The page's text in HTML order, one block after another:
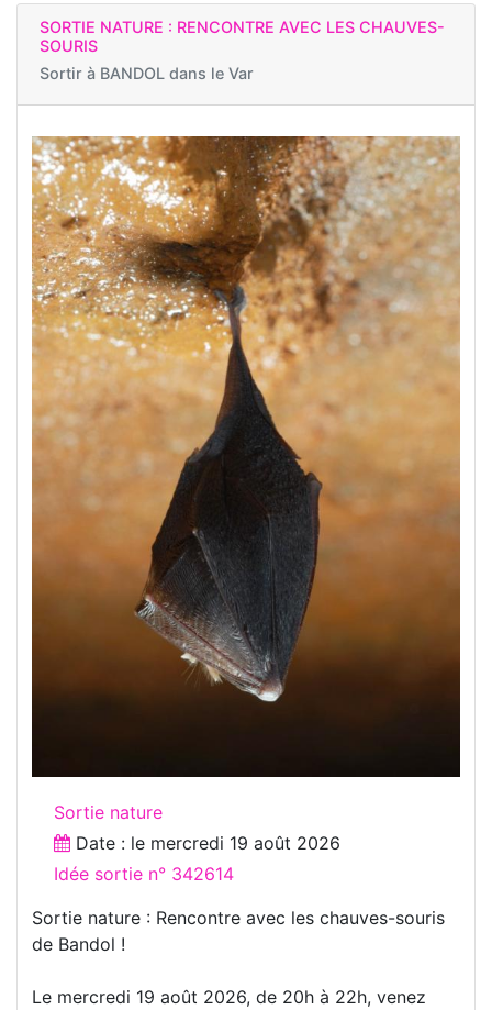
SORTIE NATURE : RENCONTRE AVEC LES CHAUVES-
SOURIS
Sortir à BANDOL dans le Var
Sortie nature
Date : le mercredi 19 août 2026
Idée sortie n° 342614
Sortie nature : Rencontre avec les chauves-souris
de Bandol !
Le mercredi 19 août 2026, de 20h à 22h, venez